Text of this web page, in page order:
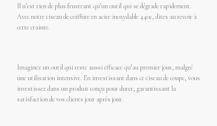
Il n’est rien de plus frustrant qu’un outil qui se dégrade rapidement.
Avec notre ciseau de coiffure en acier inoxydable 440c, dites au revoir à
cette crainte.
Imaginez un outil qui reste aussi efficace qu’au premier jour, malgré
une utilisation intensive. En investissant dans ce ciseau de coupe, vous
investissez dans un produit conçu pour durer, garantissant la
satisfaction de vos clients jour après jour.